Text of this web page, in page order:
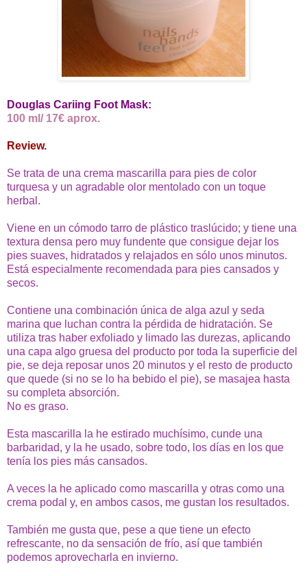
Douglas Cariing Foot Mask:
100 ml/ 17€ aprox.
Review.
Se trata de una crema mascarilla para pies de color
turquesa y un agradable olor mentolado con un toque
herbal.
Viene en un cómodo tarro de plástico traslúcido; y tiene una
textura densa pero muy fundente que consigue dejar los
pies suaves, hidratados y relajados en sólo unos minutos.
Está especialmente recomendada para pies cansados y
secos.
Contiene una combinación única de alga azul y seda
marina que luchan contra la pérdida de hidratación. Se
utiliza tras haber exfoliado y limado las durezas, aplicando
una capa algo gruesa del producto por toda la superficie del
pie, se deja reposar unos 20 minutos y el resto de producto
que quede (si no se lo ha bebido el pie), se masajea hasta
su completa absorción.
No es graso.
Esta mascarilla la he estirado muchísimo, cunde una
barbaridad, y la he usado, sobre todo, los días en los que
tenía los pies más cansados.
A veces la he aplicado como mascarilla y otras como una
crema podal y, en ambos casos, me gustan los resultados.
También me gusta que, pese a que tiene un efecto
refrescante, no da sensación de frío, así que también
podemos aprovecharla en invierno.